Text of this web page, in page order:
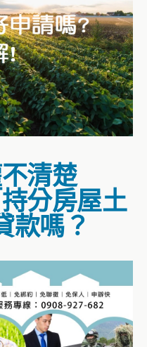
清楚
分房屋土
款嗎？